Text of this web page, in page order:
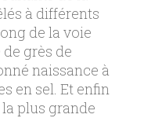
à différents
de la voie
grès de
naissance à
en sel. Et enfin
la plus grande